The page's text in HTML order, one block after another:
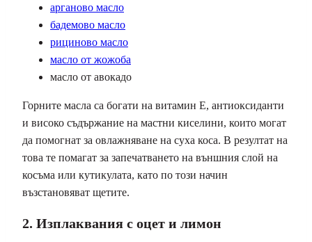
арганово масло
бадемово масло
рициново масло
масло от жожоба
масло от авокадо
Горните масла са богати на витамин Е, антиоксиданти
и високо съдържание на мастни киселини, които могат
да помогнат за овлажняване на суха коса. В резултат на
това те помагат за запечатването на външния слой на
косъма или кутикулата, като по този начин
възстановяват щетите.
2. Изплаквания с оцет и лимон